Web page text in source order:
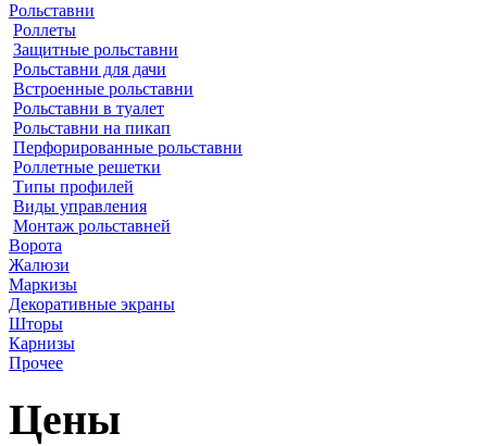
Рольставни
Роллеты
Защитные рольставни
Рольставни для дачи
Встроенные рольставни
Рольставни в туалет
Рольставни на пикап
Перфорированные рольставни
Роллетные решетки
Типы профилей
Виды управления
Монтаж рольставней
Ворота
Жалюзи
Маркизы
Декоративные экраны
Шторы
Карнизы
Прочее
Цены